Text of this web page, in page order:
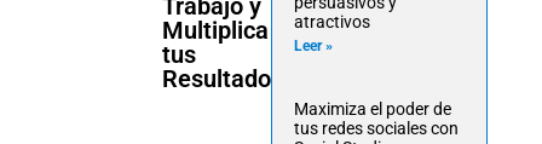
Trabajo y
Multiplica
tus
Resultados
atractivos
Leer »
Maximiza el poder de
tus redes sociales con